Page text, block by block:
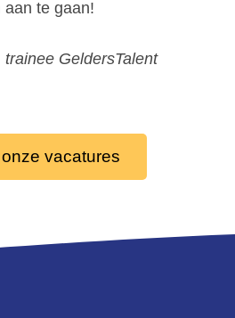
aan te gaan!
GeldersTalent
vacatures